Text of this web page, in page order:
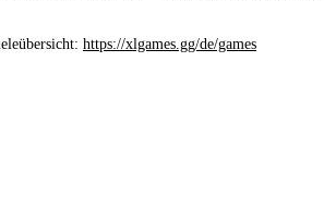
https://xlgames.gg/de/games